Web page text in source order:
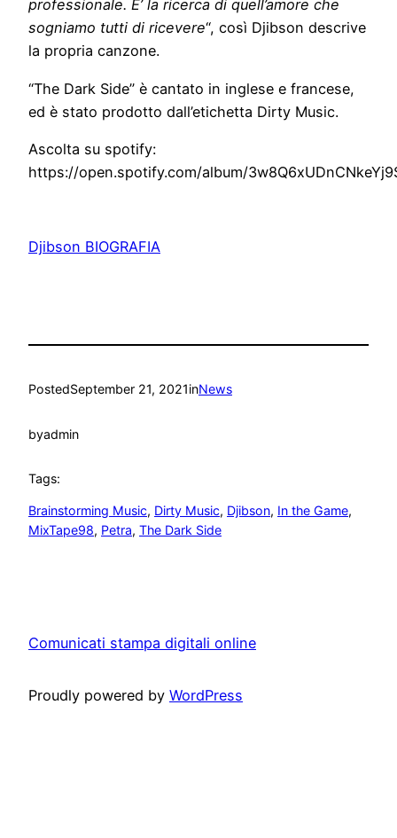
professionale. E’ la ricerca di quell’amore che
sogniamo tutti di ricevere“, così Djibson descrive
la propria canzone.
“The Dark Side” è cantato in inglese e francese,
ed è stato prodotto dall’etichetta Dirty Music.
Ascolta su spotify:
https://open.spotify.com/album/
Djibson BIOGRAFIA
PostedSeptember 21, 2021inNews
byadmin
Tags:
Brainstorming Music, Dirty Music, Djibson, In the Game
MixTape98, Petra, The Dark Side
Comunicati stampa digitali online
Proudly powered by WordPress